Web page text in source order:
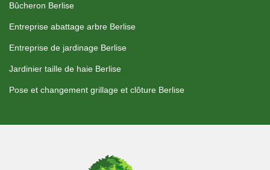
Bûcheron Berlise
Entreprise abattage arbre Berlise
Entreprise de jardinage Berlise
Jardinier taille de haie Berlise
Pose et changement grillage et clôture Berlise